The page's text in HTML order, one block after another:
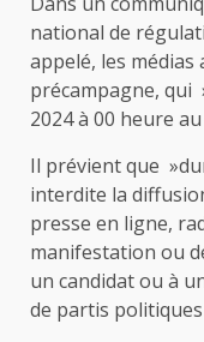
national de
appelé, les médias
précampagne, qui
2024 à 00 heure
Il prévient que
interdite la
presse en ligne,
manifestation ou
un candidat ou à
de partis